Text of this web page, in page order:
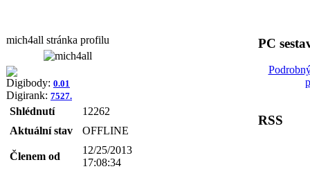
mich4all stránka profilu
Digibody: 0.01
Digirank: 7527.
Shlédnutí
12262
Aktuální stav
OFFLINE
Členem od
12/25/2013
17:08:34
PC
RSS